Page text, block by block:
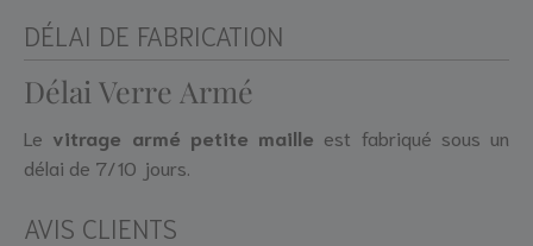
DÉLAI DE FABRICATION
Délai Verre Armé
Le vitrage armé petite maille est fabriqué sous un
délai de 7/10 jours.
AVIS CLIENTS